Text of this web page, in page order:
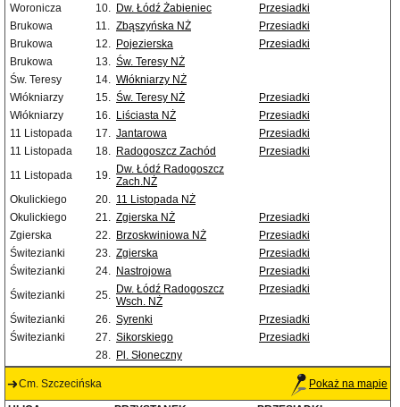
Woronicza
10. Dw. Łódź Żabieniec
Przesiadki
Brukowa
11. Zbąszyńska NŻ
Przesiadki
Brukowa
12. Pojezierska
Przesiadki
Brukowa
13. Św. Teresy NŻ
Św. Teresy
14. Włókniarzy NŻ
Włókniarzy
15. Św. Teresy NŻ
Przesiadki
Włókniarzy
16. Liściasta NŻ
Przesiadki
11 Listopada
17. Jantarowa
Przesiadki
11 Listopada
18. Radogoszcz Zachód
Przesiadki
11 Listopada
19. Dw. Łódź Radogoszcz
Zach.NŻ
Okulickiego
20. 11 Listopada NŻ
Okulickiego
21. Zgierska NŻ
Przesiadki
Zgierska
22. Brzoskwiniowa NŻ
Przesiadki
Świtezianki
23. Zgierska
Przesiadki
Świtezianki
24. Nastrojowa
Przesiadki
Świtezianki
25. Dw. Łódź Radogoszcz
Wsch. NŻ
Przesiadki
Świtezianki 26. Syrenki
Przesiadki
Świtezianki
27. Sikorskiego
Przesiadki
28. Pl. Słoneczny
Cm. Szczecińska Pokaż na mapie